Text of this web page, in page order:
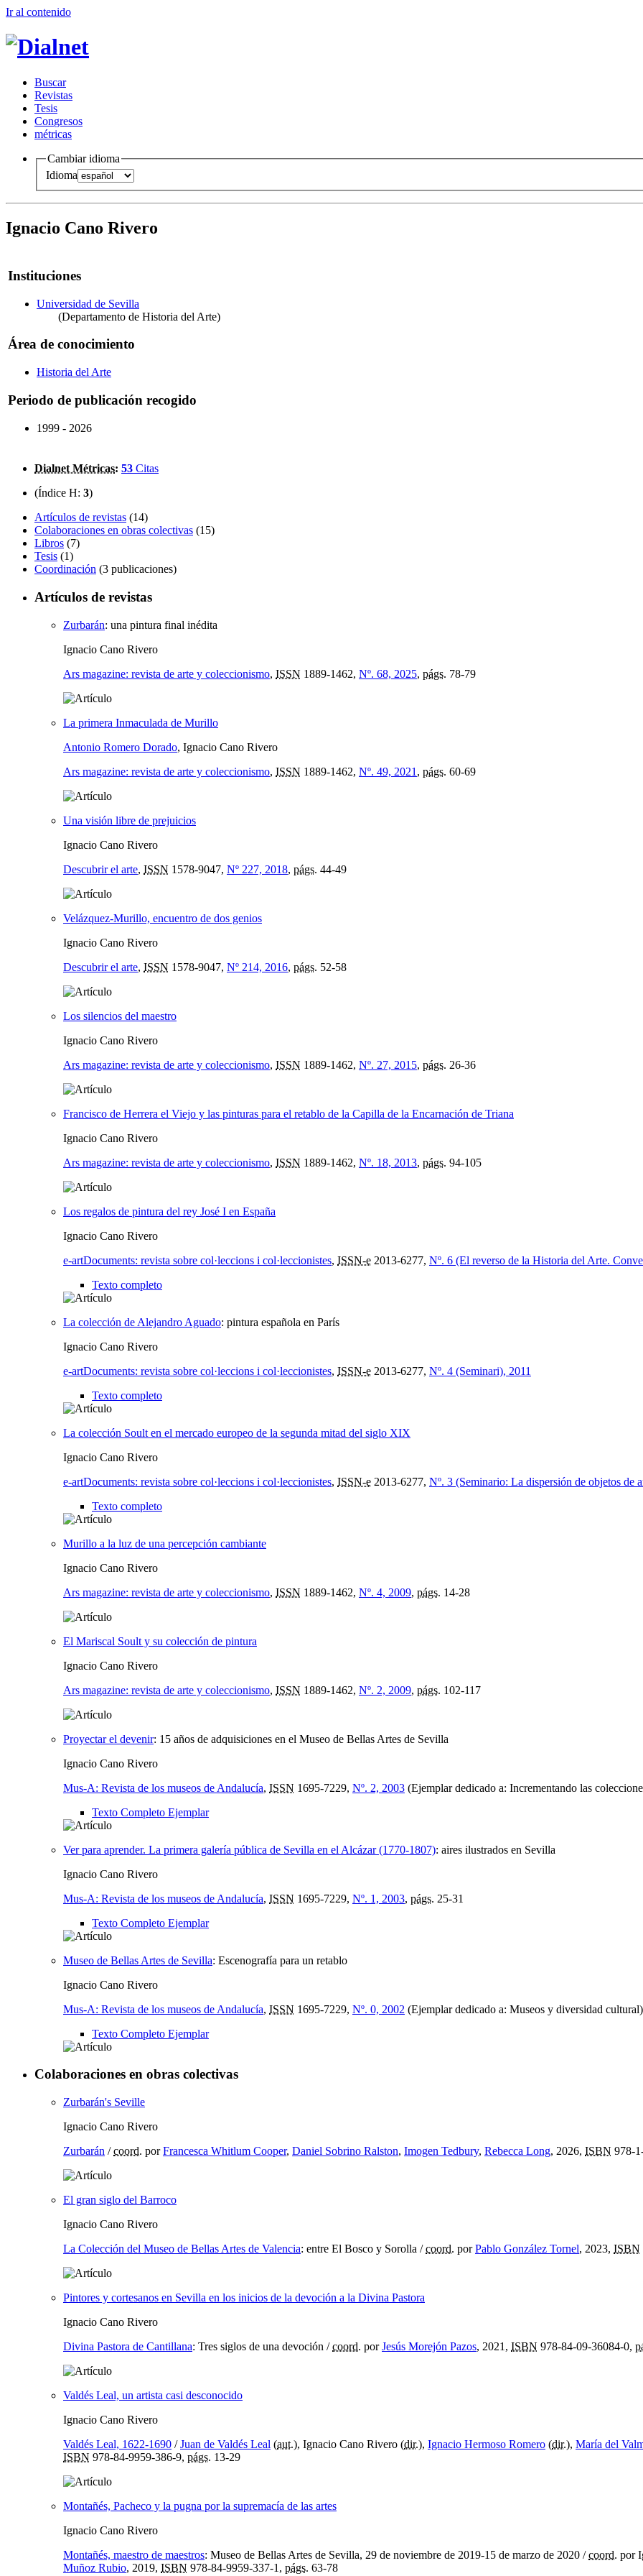
Ir al contenido
Buscar
Revistas
Tesis
Congresos
métricas
Cambiar idioma
Idioma
Ignacio Cano Rivero
Instituciones
Universidad de Sevilla
(Departamento de Historia del Arte)
Área de conocimiento
Historia del Arte
Periodo de publicación recogido
1999 - 2026
Dialnet Métricas: 53 Citas
(Índice H: 3)
Artículos de revistas (14)
Colaboraciones en obras colectivas (15)
Libros (7)
Tesis (1)
Coordinación (3 publicaciones)
Artículos de revistas
Zurbarán: una pintura final inédita
Ignacio Cano Rivero
Ars magazine: revista de arte y coleccionismo, ISSN 1889-1462, Nº. 68, 2025, págs. 78-79
La primera Inmaculada de Murillo
Antonio Romero Dorado, Ignacio Cano Rivero
Ars magazine: revista de arte y coleccionismo, ISSN 1889-1462, Nº. 49, 2021 , págs. 60-69
Una visión libre de prejuicios
Ignacio Cano Rivero
Descubrir el arte, ISSN 1578-9047, Nº 227, 2018, págs. 44-49
Velázquez-Murillo, encuentro de dos genios
Ignacio Cano Rivero
Descubrir el arte, ISSN 1578-9047, Nº 214, 2016, págs. 52-58
Los silencios del maestro
Ignacio Cano Rivero
Ars magazine: revista de arte y coleccionismo, ISSN 1889-1462, Nº. 27, 2015, págs. 26-36
Francisco de Herrera el Viejo y las pinturas para el retablo de la Capilla de la Encarnación de Triana
Ignacio Cano Rivero
Ars magazine: revista de arte y coleccionismo, ISSN 1889-1462, Nº. 18, 2013, págs. 94-105
Los regalos de pintura del rey José I en España
Ignacio Cano Rivero
e-artDocuments: revista sobre col·leccions i col·leccionistes, ISSN-e 2013-6277, Nº. 6 (El reverso de la Historia del Arte.
Texto completo
La colección de Alejandro Aguado: pintura española en París
Ignacio Cano Rivero
e-artDocuments: revista sobre col·leccions i col·leccionistes, ISSN-e 2013-6277, Nº. 4 (Seminari), 2011
Texto completo
La colección Soult en el mercado europeo de la segunda mitad del siglo XIX
Ignacio Cano Rivero
e-artDocuments: revista sobre col·leccions i col·leccionistes, ISSN-e 2013-6277, Nº. 3 (Seminario: La dispersión de objetos
Texto completo
Murillo a la luz de una percepción cambiante
Ignacio Cano Rivero
Ars magazine: revista de arte y coleccionismo, ISSN 1889-1462, Nº. 4, 2009, págs. 14-28
El Mariscal Soult y su colección de pintura
Ignacio Cano Rivero
Ars magazine: revista de arte y coleccionismo, ISSN 1889-1462, Nº. 2, 2009, págs. 102-117
Proyectar el devenir: 15 años de adquisiciones en el Museo de Bellas Artes de Sevilla
Ignacio Cano Rivero
Mus-A: Revista de los museos de Andalucía, ISSN 1695-7229, Nº. 2, 2003 (Ejemplar dedicado a: Incrementando las
Texto Completo Ejemplar
Ver para aprender. La primera galería pública de Sevilla en el Alcázar (1770-1807): aires ilustrados en Sevilla
Ignacio Cano Rivero
Mus-A: Revista de los museos de Andalucía, ISSN 1695-7229, Nº. 1, 2003, págs. 25-31
Texto Completo Ejemplar
Museo de Bellas Artes de Sevilla: Escenografía para un retablo
Ignacio Cano Rivero
Mus-A: Revista de los museos de Andalucía, ISSN 1695-7229, Nº. 0, 2002 (Ejemplar dedicado a: Museos y diversidad
Texto Completo Ejemplar
Colaboraciones en obras colectivas
Zurbarán's Seville
Ignacio Cano Rivero
Zurbarán /coord. porFrancesca Whitlum Cooper, Daniel Sobrino Ralston, Imogen Tedbury, Rebecca Long, 2026, ISBN 978-
El gran siglo del Barroco
Ignacio Cano Rivero
La Colección del Museo de Bellas Artes de Valencia: entre El Bosco y Sorolla /coord. porPablo González Tornel, 2023, ISBN
Pintores y cortesanos en Sevilla en los inicios de la devoción a la Divina Pastora
Ignacio Cano Rivero
Divina Pastora de Cantillana: Tres siglos de una devoción /coord. porJesús Morejón Pazos, 2021, ISBN 978-84-09-36084-0,
Valdés Leal, un artista casi desconocido
Ignacio Cano Rivero
Valdés Leal, 1622-1690 /Juan de Valdés Leal (aut.), Ignacio Cano Rivero (dir.), Ignacio Hermoso Romero (dir.), María del
ISBN 978-84-9959-386-9, págs. 13-29
Montañés, Pacheco y la pugna por la supremacía de las artes
Ignacio Cano Rivero
Montañés, maestro de maestros: Museo de Bellas Artes de Sevilla, 29 de noviembre de 2019-15 de marzo de 2020 /coord. por
Muñoz Rubio, 2019, ISBN 978-84-9959-337-1, págs. 63-78